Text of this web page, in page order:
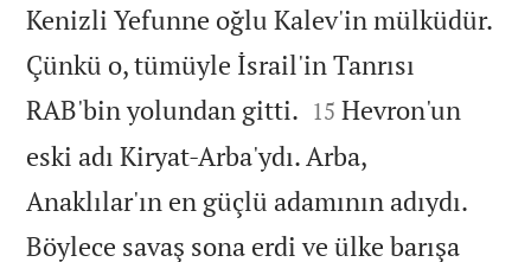
Kenizli Yefunne oğlu Kalev'in mülküdür.
Çünkü o, tümüyle İsrail'in Tanrısı
RAB'bin yolundan gitti. 

15 Hevron'un
eski adı Kiryat-Arba'ydı. Arba,
Anaklılar'ın en güçlü adamının adıydı.
Böylece savaş sona erdi ve ülke barışa